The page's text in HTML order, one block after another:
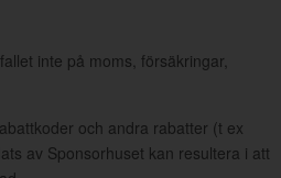
inte på moms, försäkringar,
och andra rabatter (t ex
av Sponsorhuset kan resultera i att